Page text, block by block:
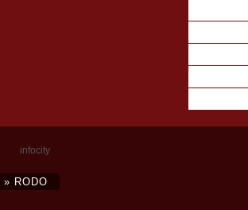
infocity
» RODO